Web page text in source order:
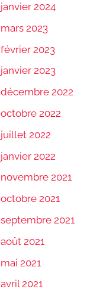
janvier 2024
mars 2023
février 2023
janvier 2023
décembre 2022
octobre 2022
juillet 2022
janvier 2022
novembre 2021
octobre 2021
septembre 2021
août 2021
mai 2021
avril 2021